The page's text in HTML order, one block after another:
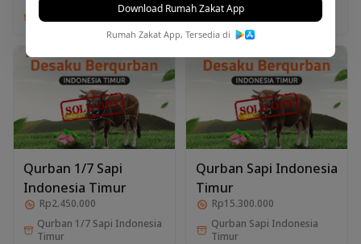
Download Rumah Zakat App
Rumah Zakat App, Tersedia di
Qurban Kambing Double
Kebaikan
Qurban Kambing Double
Berkah
Qurban 1/7 Sapi
Indonesia Timur
Rp2.450.000
Qurban 1/7 Sapi Indonesia
Timur
Qurban Sapi Indonesia
Timur
Rp15.300.000
Qurban Sapi Indonesia
Timur